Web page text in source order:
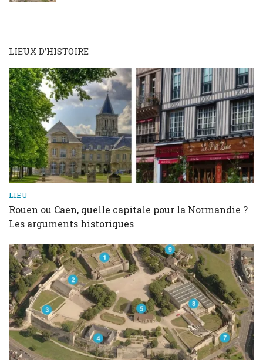
LIEUX D’HISTOIRE
LIEU
Rouen ou Caen, quelle capitale pour la Normandie ?
Les arguments historiques